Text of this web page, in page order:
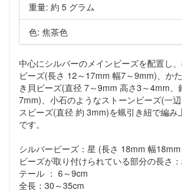
重量: 約 5 グラム
色: 焦茶色
中心にシルバーのメインビーズを配置し
ビーズ(長さ 12～17mm 幅7～9mm)、か
き貝ビーズ(直径 7～9mm 高さ3～4mm、
7mm)、小石のようなストーンビーズ(一
スビーズ(直径 約 3mm)を蝋引き紐で編み
です。
シルバービーズ：星 (長さ 18mm 幅
ビーズが取り付けられている部分の長さ
テール ： 6～9cm
全長：30～35cm